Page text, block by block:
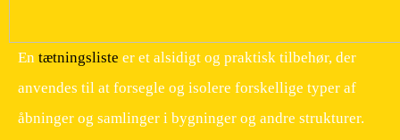
En tætningsliste er et alsidigt og praktisk tilbehør, der
anvendes til at forsegle og isolere forskellige typer af
åbninger og samlinger i bygninger og andre strukturer.